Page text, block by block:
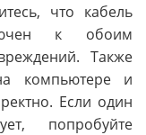
что кабель
к обоим
Также
компьютере и
Если один
попробуйте